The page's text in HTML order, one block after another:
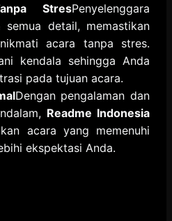
StresPenyelenggara
semua detail, memastikan
acara tanpa stres.
kendala sehingga Anda
pada tujuan acara.
Dengan pengalaman dan
Readme Indonesia
acara yang memenuhi
ekspektasi Anda.